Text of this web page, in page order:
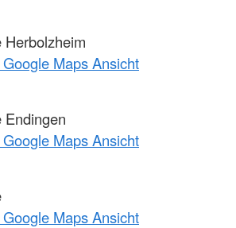
Herbolzheim
Maps Ansicht
Endingen
Maps Ansicht
Maps Ansicht